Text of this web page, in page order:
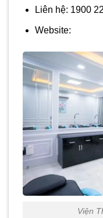
Liên hệ: 1900
Website:
Viện